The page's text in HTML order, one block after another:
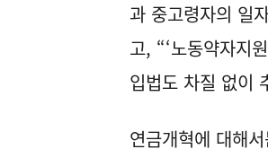
과 중고령자의 일
고, “‘노동약자지
입법도 차질 없이
연금개혁에 대해